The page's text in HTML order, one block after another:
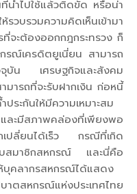
นำไปใช้แล้วติดขัด หรือน่า
รวบรวมความคิดเห็นเข้ามา
รที่จะต้องออกกฎกระทรวง ก็
รณ์เครดิตยูเนี่ยน สามารถ
จุบัน เศรษฐกิจและสังคม
มารถที่จะรับฝากเงิน ก่อหนี้
ระกันให้มีความเหมาะสม
ะมีสภาพคล่องที่เพียงพอ
เปลี่ยนได้เร็ว กรณีที่เกิด
บสมาชิกสหกรณ์ และนี่คือ
บุคลากรสหกรณ์ได้แสดง
ตสหกรณ์แห่งประเทศไทย